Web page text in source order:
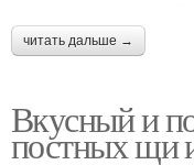
читать дальше →
Вкусный и
постных щи